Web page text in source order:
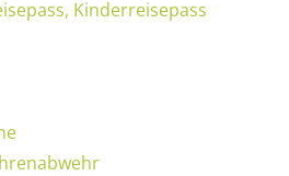
Kinderreisepass